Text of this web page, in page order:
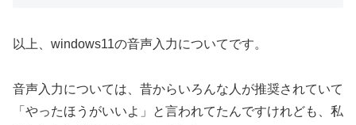
以上、windows11の音声入力についてです。
音声入力については、昔からいろんな人が推奨されていて
「やったほうがいいよ」と言われてたんですけれども、私